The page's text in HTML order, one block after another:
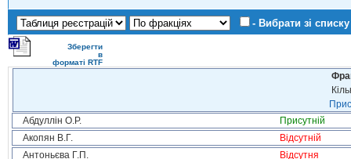
- Вибрати зі списку
Зберегти
в
форматі RTF
Абдуллін О.Р.
Присутній
Акопян В.Г.
Відсутній
Антоньєва Г.П.
Відсутня